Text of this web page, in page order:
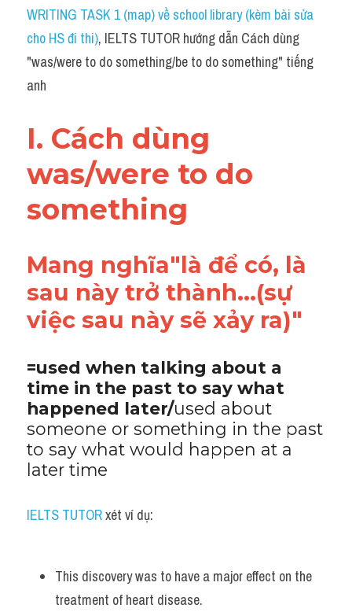
Idiom
Grammar
Cách dùng từ
Phân biệt từ
Đề thi thật Task 2
Speaking
Writing
Reading
Vocabulary
WRITING TASK 1 (map) về school library (kèm bài sửa
cho HS đi thi), IELTS TUTOR hướng dẫn Cách dùng
"was/were to do something/be to do something" tiếng
anh
I. Cách dùng
was/were to do
something
Mang nghĩa"là để có, là
sau này trở thành...(sự
việc sau này sẽ xảy ra)"
=used when talking about a
time in the past to say what
happened later/used about
someone or something in the past
to say what would happen at a
later time
IELTS TUTOR xét ví dụ:
This discovery was to have a major effect on the
treatment of heart disease.